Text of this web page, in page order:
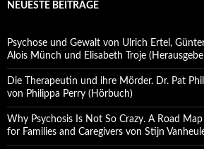
NEUESTE BEITRÄGE
Psychose und Gewalt von Ulrich Ertel,
Alois Münch und Elisabeth Troje
Die Therapeutin und ihre Mörder. Dr. Pat
von Philippa Perry (Hörbuch)
Why Psychosis Is Not So Crazy. A Road
for Families and Caregivers von Stijn